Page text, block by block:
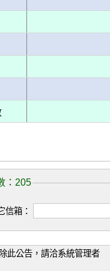
：205
信箱：
此公告，請洽系統管理者